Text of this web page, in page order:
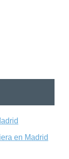
en Madrid